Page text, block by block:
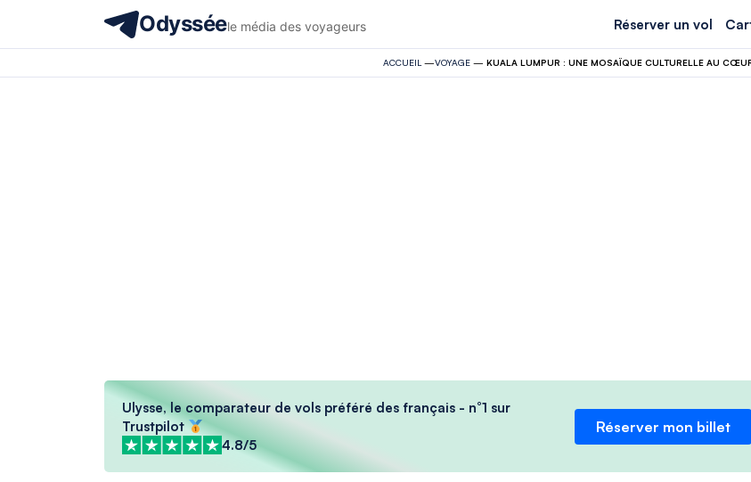
Odysséele média des voyageurs Réserver un vol
ACCUEIL —VOYAGE— KUALA LUMPUR : UNE MOSAÏQUE CULTURELLE AU
Ulysse, le comparateur de vols préféré des français - n°1 sur
Trustpilot
4.8/5
Réserver mon billet